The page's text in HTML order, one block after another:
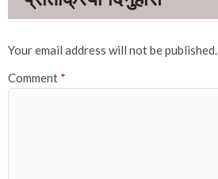
Your email address will not be published.
Comment *